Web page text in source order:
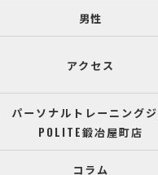
男性
アクセス
パーソナルトレーニング
POLITE鍛冶屋町店
コラム